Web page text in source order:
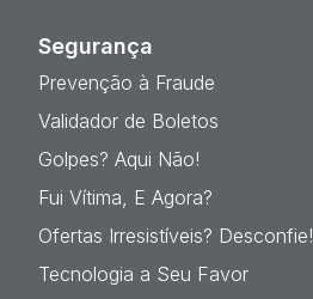
Segurança
Prevenção à Fraude
Validador de Boletos
Golpes? Aqui Não!
Fui Vítima, E Agora?
Ofertas Irresistíveis? Desconfie!
Tecnologia a Seu Favor